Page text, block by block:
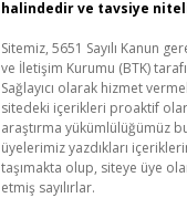
halindedir ve tavsiye
Sitemiz, 5651 Sayılı Kanun
ve İletişim Kurumu (BTK)
Sağlayıcı olarak hizmet
sitedeki içerikleri proaktif
araştırma yükümlülüğümüz
üyelerimiz yazdıkları
taşımakta olup, siteye üye
etmiş sayılırlar.